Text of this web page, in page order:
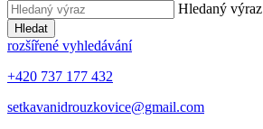
Hledaný výraz
Hledat
rozšířené vyhledávání
+420 737 177 432
setkavanidrouzkovice@gmail.com